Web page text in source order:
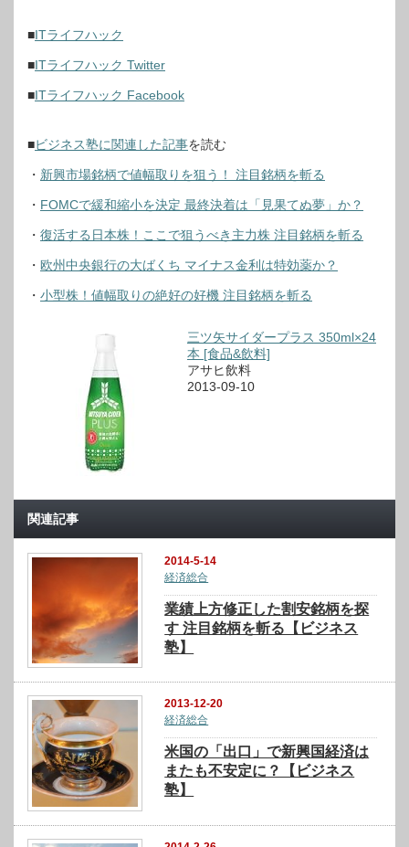
■ITライフハック
■ITライフハック Twitter
■ITライフハック Facebook
■ビジネス塾に関連した記事を読む
・ 新興市場銘柄で値幅取りを狙う！ 注目銘柄を斬る
・ FOMCで緩和縮小を決定 最終決着は「見果てぬ夢」か？
・ 復活する日本株！ここで狙うべき主力株 注目銘柄を斬る
・ 欧州中央銀行の大ばくち マイナス金利は特効薬か？
・ 小型株！値幅取りの絶好の好機 注目銘柄を斬る
三ツ矢サイダープラス 350ml×24
本 [食品&飲料]
アサヒ飲料
2013-09-10
関連記事
2014-5-14
経済総合
業績上方修正した割安銘柄を探
す 注目銘柄を斬る【ビジネス
塾】
2013-12-20
経済総合
米国の「出口」で新興国経済は
またも不安定に？【ビジネス
塾】